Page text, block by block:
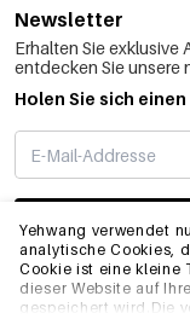
Yehwang verwendet
analytische Cookies,
Cookie ist eine kleine
dieser Website auf
gespeichert wird.Die
Newsletter
Erhalten Sie
entdecken Sie unsere
Holen Sie sich
INFO